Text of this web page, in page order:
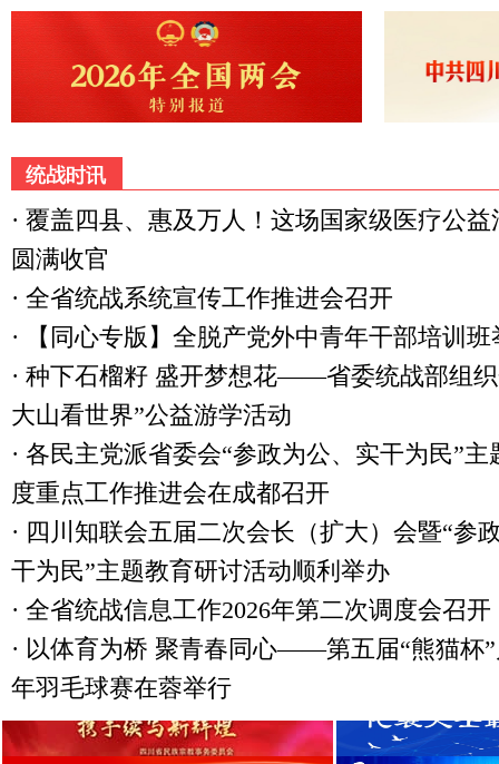
· 覆盖四县、惠及万人！这场国家级医疗公益
圆满收官
· 全省统战系统宣传工作推进会召开
·
【同心专版】全脱产党外中青年干部培训班
· 种下石榴籽 盛开梦想花——省委统战部组织
大山看世界”公益游学活动
· 各民主党派省委会“参政为公、实干为民”主
度重点工作推进会在成都召开
· 四川知联会五届二次会长（扩大）会暨“参
干为民”主题教育研讨活动顺利举办
· 全省统战信息工作2026年第二次调度会召开
· 以体育为桥 聚青春同心——第五届“熊猫杯
年羽毛球赛在蓉举行